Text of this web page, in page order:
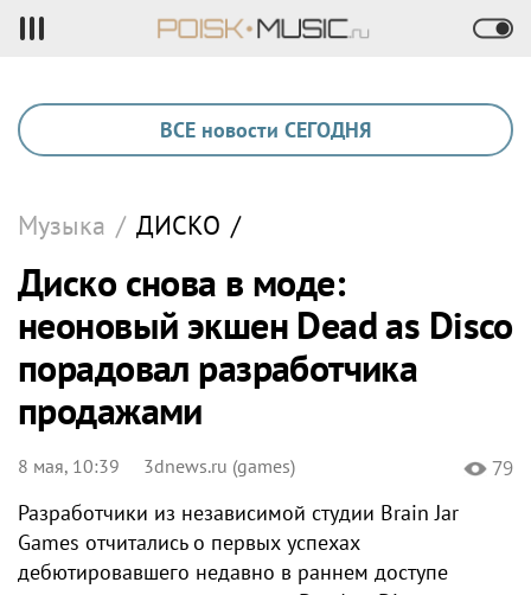
ВСЕ новости СЕГОДНЯ
Музыка / ДИСКО /
Диско снова в моде:
неоновый экшен Dead as Disco
порадовал разработчика
продажами
8 мая, 10:39 3dnews.ru (games) 79
Разработчики из независимой студии Brain Jar
Games отчитались о первых успехах
дебютировавшего недавно в раннем доступе